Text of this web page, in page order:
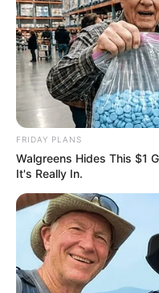
FRIDAY PLANS
Walgreens Hides This $1
It's Really In.